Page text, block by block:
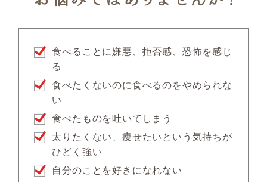
食べることに嫌悪、拒否感、恐怖を感じ
る
食べたくないのに食べるのをやめられな
い
食べたものを吐いてしまう
太りたくない、痩せたいという気持ちが
ひどく強い
自分のことを好きになれない